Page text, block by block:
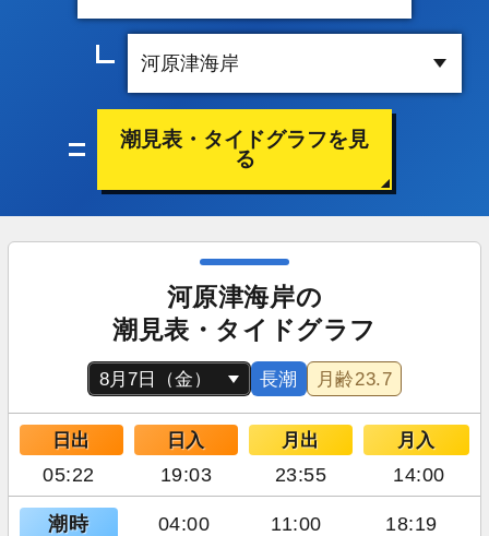
潮見表・タイドグラフを見
る
河原津海岸の
潮見表・タイドグラフ
長潮 月齢23.7
日出 日入 月出 月入
05:22 19:03 23:55 14:00
潮時 04:00 11:00 18:19